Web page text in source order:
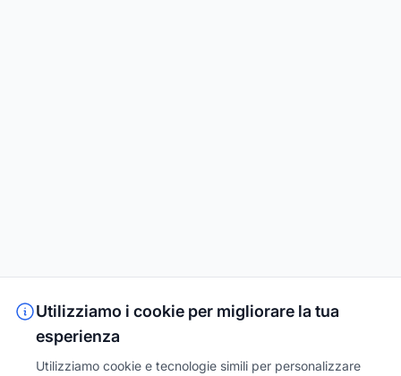
Utilizziamo i cookie per migliorare la tua
esperienza
Utilizziamo cookie e tecnologie simili per personalizzare